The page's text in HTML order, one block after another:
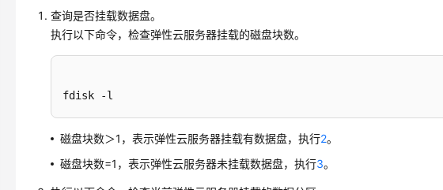
查询是否挂载数据盘。
执行以下命令，检查弹性云服务器挂载的磁盘块数。
fdisk -l
磁盘块数＞1，表示弹性云服务器挂载有数据盘，执行2。
磁盘块数=1，表示弹性云服务器未挂载数据盘，执行3。